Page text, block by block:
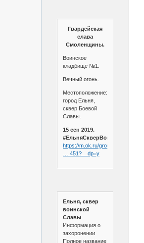
Гвардейская
слава
Смоленщины.
Воинское
кладбище №1.
Вечный огонь.
Местоположение:
город Ельня,
сквер Боевой
Славы.
15 сен 2019.
https://m.ok.ru/group...istroya/
… 451?__dp=y
Ельня, сквер
воинской
Славы
Информация о
захоронении
Полное название